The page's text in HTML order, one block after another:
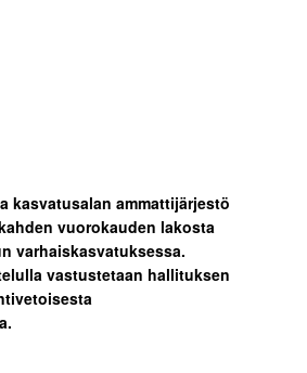
kasvatusalan ammattijärjestö
vuorokauden lakosta
varhaiskasvatuksessa.
vastustetaan hallituksen